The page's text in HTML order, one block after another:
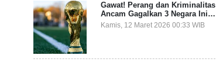
Gawat! Perang dan Kriminalitas
Ancam Gagalkan 3 Negara Ini
Ikut Piala Dunia 2026
Kamis, 12 Maret 2026 00:33 WIB